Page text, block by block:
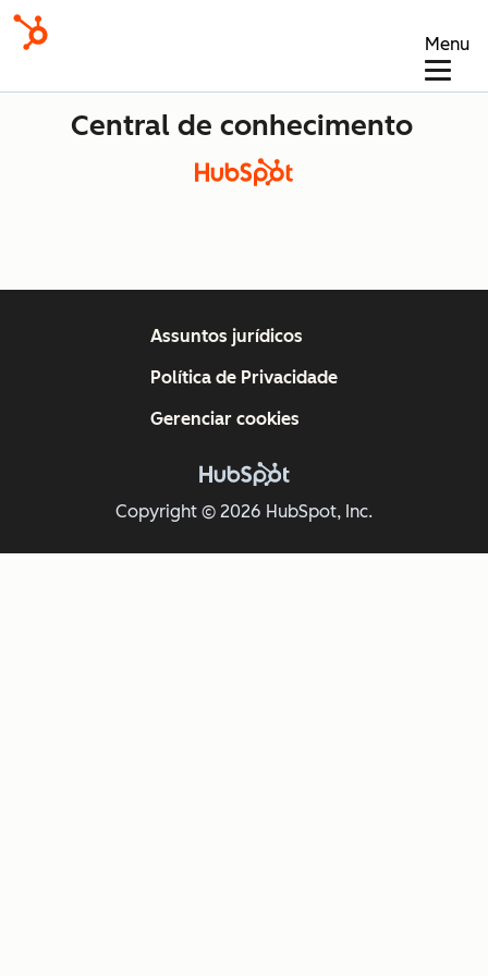
Menu
Central de conhecimento
Copyright © 2026 HubSpot, Inc.
Assuntos jurídicos
Política de Privacidade
Gerenciar cookies